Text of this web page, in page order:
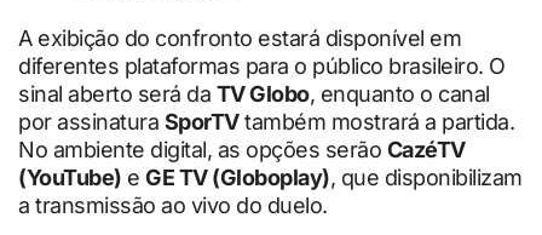
A exibição do confronto estará disponível em
diferentes plataformas para o público brasileiro. O
sinal aberto será da TV Globo, enquanto o canal
por assinatura SporTVtambém mostrará a partida.
No ambiente digital, as opções serão CazéTV
(YouTube) e GE TV (Globoplay), que disponibilizam
a transmissão ao vivo do duelo.